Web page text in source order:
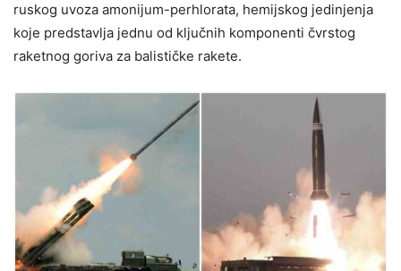
ruskog uvoza amonijum-perhlorata, hemijskog jedinjenja
koje predstavlja jednu od ključnih komponenti čvrstog
raketnog goriva za balističke rakete.